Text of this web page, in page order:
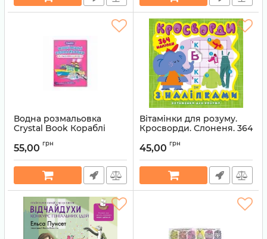
Водна розмальовка
Crystal Book Кораблі
55,00 грн
Вітамінки для розуму.
Кросворди. Слоненя. 364
Артикул: 9789669398185
45,00 грн